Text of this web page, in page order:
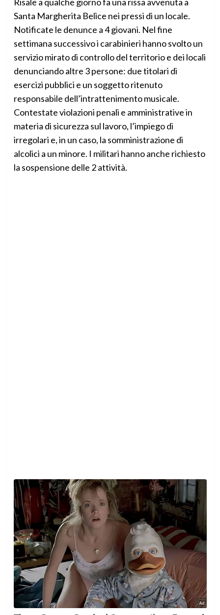
Santa Margherita Belìce nei pressi di un locale.
Notificate le denunce a 4 giovani. Nel fine
settimana successivo i carabinieri hanno svolto un
servizio mirato di controllo del territorio e dei locali
denunciando altre 3 persone: due titolari di
esercizi pubblici e un soggetto ritenuto
responsabile dell’intrattenimento musicale.
Contestate violazioni penali e amministrative in
materia di sicurezza sul lavoro, l’impiego di
irregolari e, in un caso, la somministrazione di
alcolici a un minore. I militari hanno anche richiesto
la sospensione delle 2 attività.